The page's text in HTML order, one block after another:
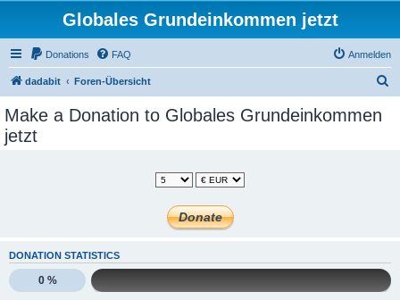
Globales Grundeinkommen jetzt
Donations FAQ Anmelden
dadabit Foren-Übersicht
Make a Donation to Globales Grundeinkommen
jetzt
DONATION STATISTICS
0 %